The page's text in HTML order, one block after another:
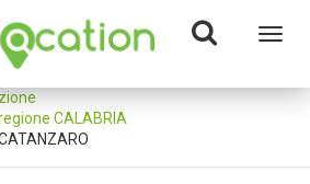
CALABRIA